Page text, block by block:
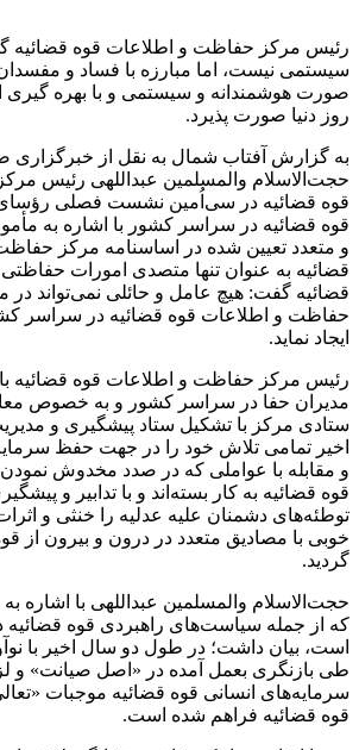
رئیس مرکز حفاظت و اطلاعات قوه قضائیه
سیستمی نیست، اما مبارزه با فساد و
صورت هوشمندانه و سیستمی و با بهره گیری
روز دنیا صورت پذیرد.
به گزارش آفتاب شمال به نقل از خبرگزاری
حجت‌الاسلام والمسلمین عبداللهی رئیس
قوه قضائیه در سی‌اُمین نشست فصلی
قوه قضائیه در سراسر کشور با اشاره به
و متعدد تعیین شده در اساسنامه مرکز
قضائیه به عنوان تنها متصدی امورات
قضائیه گفت: هیچ عامل و حائلی نمی‌تواند در
حفاظت و اطلاعات قوه قضائیه در سراسر
ایجاد نماید.
رئیس مرکز حفاظت و اطلاعات قوه قضائیه با
مدیران حفا در سراسر کشور و به خصوص
ستادی مرکز با تشکیل ستاد پیشگیری و
اخیر تمامی تلاش خود را در جهت حفظ
و مقابله با عواملی که در صدد مخدوش
قوه قضائیه به کار بسته‌اند و با تدابیر و
توطئه‌های دشمنان علیه عدلیه را خنثی و
خوبی با مصادیق متعدد در درون و بیرون از
گردید.
حجت‌الاسلام والمسلمین عبداللهی با اشاره
که از جمله سیاست‌های راهبردی قوه
است، بیان داشت؛ در طول دو سال اخیر با
طی بازنگری بعمل آمده در «اصل صیانت» و
سرمایه‌های انسانی قوه قضائیه موجبات
قوه قضائیه فراهم شده است.